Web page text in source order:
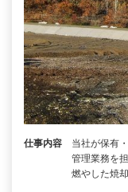
仕事内容
当社が保有
管理業務を
燃やした焼